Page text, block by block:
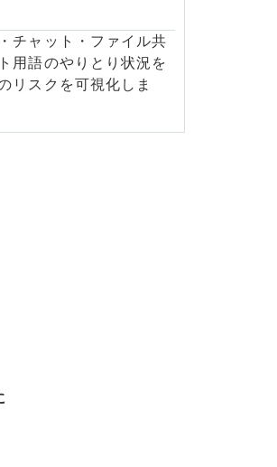
チャット・ファイル共
用語のやりとり状況を
リスクを可視化しま